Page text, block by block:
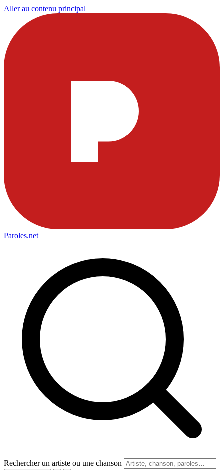
Aller au contenu principal
Paroles.net
Rechercher un artiste ou une chanson